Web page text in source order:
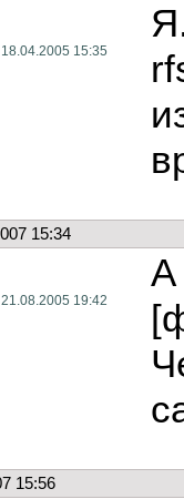
15:35
15:34
19:42
А
15:56